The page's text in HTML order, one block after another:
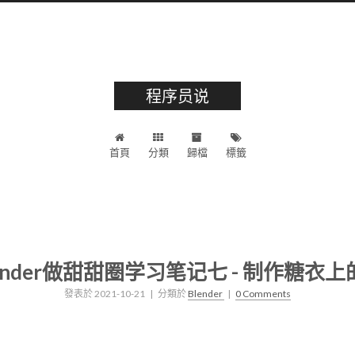
程序员说
首頁 分類 歸檔 標籤
做甜甜圈学习笔记七 - 制作糖衣上
發表於2021-10-21 | 分類於Blender | 0 Comments